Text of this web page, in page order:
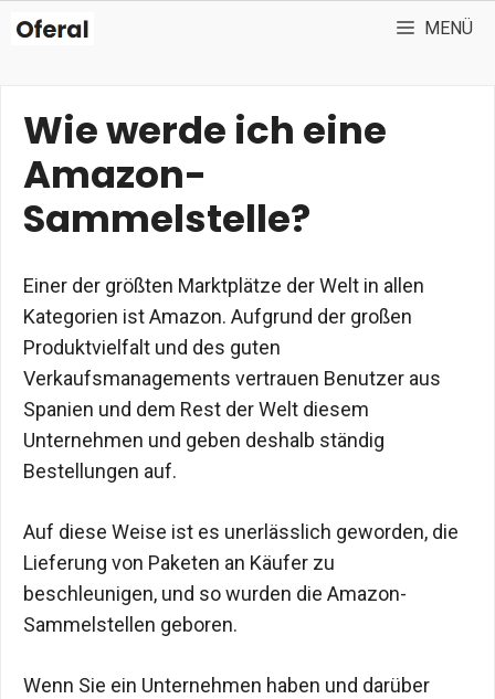
Zum
Inhalt
MENÜ
Wie werde ich eine
Amazon-
Sammelstelle?
Einer der größten Marktplätze der Welt in allen
Kategorien ist Amazon. Aufgrund der großen
Produktvielfalt und des guten
Verkaufsmanagements vertrauen Benutzer aus
Spanien und dem Rest der Welt diesem
Unternehmen und geben deshalb ständig
Bestellungen auf.
Auf diese Weise ist es unerlässlich geworden, die
Lieferung von Paketen an Käufer zu
beschleunigen, und so wurden die Amazon-
Sammelstellen geboren.
Wenn Sie ein Unternehmen haben und darüber